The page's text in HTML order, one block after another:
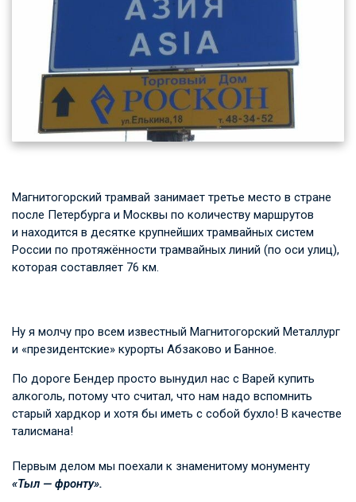
Магнитогорский трамвай занимает третье место в стране
после Петербурга и Москвы по количеству маршрутов
и находится в десятке крупнейших трамвайных систем
России по протяжённости трамвайных линий (по оси улиц),
которая составляет 76 км.
Ну я молчу про всем известный Магнитогорский Металлург
и «президентские» курорты Абзаково и Банное.
По дороге Бендер просто вынудил нас с Варей купить
алкоголь, потому что считал, что нам надо вспомнить
старый хардкор и хотя бы иметь с собой бухло! В качестве
талисмана!
Первым делом мы поехали к знаменитому монументу
«Тыл — фронту».